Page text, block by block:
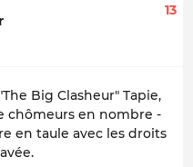
13
Big Clasheur" Tapie,
chômeurs en nombre -
en taule avec les droits